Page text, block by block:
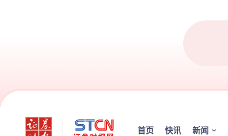
首页 快讯 新闻